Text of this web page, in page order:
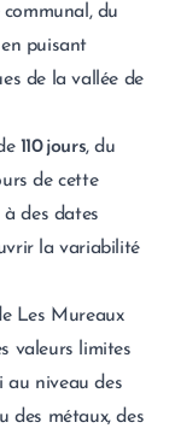
du
puisant
de la vallée de
110 jours, du
de cette
des dates
la variabilité
Les Mureaux
valeurs limites
au niveau des
des métaux, des